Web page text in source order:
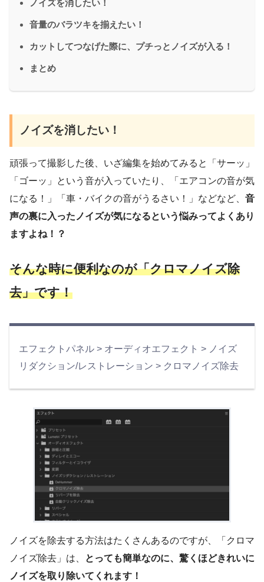
ノイズを消したい！
音量のバラツキを揃えたい！
カットしてつなげた際に、プチっとノイズが入る！
まとめ
ノイズを消したい！
頑張って撮影した後、いざ編集を始めてみると「サーッ」
「ゴーッ」という音が入っていたり、「エアコンの音が気
になる！」「車・バイクの音がうるさい！」などなど、 音
声の裏に入ったノイズが気になるという悩みってよくあり
ますよね！？
そんな時に便利なのが「クロマノイズ除
去」です！
エフェクトパネル > オーディオエフェクト > ノイズ
リダクション/レストレーション > クロマノイズ除去
ノイズを除去する方法はたくさんあるのですが、「クロマ
ノイズ除去」は、
とっても簡単なのに、驚くほどきれいに
ノイズを取り除いてくれます！